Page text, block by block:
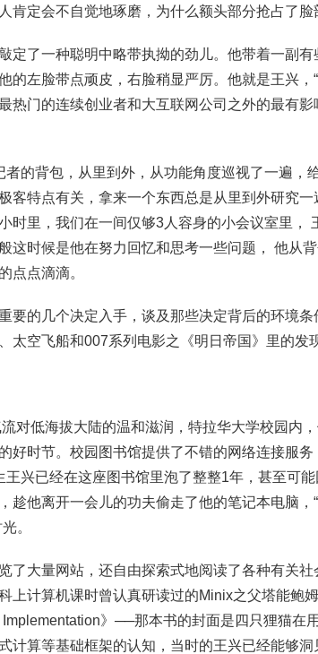
肯定会不自觉地琢磨，为什么额头部分抢占了脸
定了一种聪明中略带执拗的劲儿。他带着一副
的左脸带点顽皮，右脸稍显严厉。他就是王兴，“
热门的连续创业者和大互联网公司之外的最有
的背包，从里到外，从功能角度巡视了一遍，
客特点有关，拿来一个东西总是从里到外研究
时里，我们在一间仅够3人容身的小会议室里，
这时候是他在努力回忆和思考一些问题， 他从
点点滴滴。
要的几个决定入手，谈及那些决定背后的环境
太空飞船和007系列电影之《明日帝国》里的发
对低海拔大陆的温和滋润，特拉华大学校园内
好时节。校园图书馆提供了不错的网络连接服
兴已经在这座图书馆里泡了整整1年，甚至可能
趁他离开一会儿的功夫偷走了他的笔记本电脑，
。
了大量网站，还自由探索式地阅读了各种有关
上计算机课时曾认真研读过的Minix之父塔能鲍
》──那本书的封面是四只狸猫在
计算等基础框架的认知，当时的王兴已经能够洞